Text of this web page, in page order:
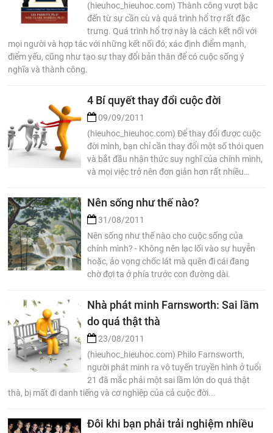
(hieuhoc_hieuhoc.com) Thành công vượt bậc
đến từ sự cần cù và quá trình hổ trợ rất đặc
trưng. Quá trình hổ trợ này là cách kết nối với
mọi người và hợp tác với những kết nối đó; xác định điểm mạnh,
điểm yếu, cũng như tạo sự thay đổi bản thân để có cuộc sống ý
nghĩa và thành công.
4 Bí quyết thay đổi cuộc đời
09/09/2011
(hieuhoc_hieuhoc.com) Để thay đổi được cuộc
đời mình, bạn chỉ cần thay đổi một số thói quen
và bắt đầu nhận thức suy nghĩ của chính mình,
và mọi việc trở nên đơn giản hơn rất nhiều…
Nên sống như thế nào?
31/08/2011
Nên sống như thế nào cho cuộc sống của
chính mình? - Không nên lạc lối vào sự huyễn
hoặc, ảo vọng chốc lát mà quên đi cái đang
chờ đợi ta ở phía trước con đường dài.
Nhà phát minh Farnsworth: Sai lầm
do quá thật thà
23/08/2011
(hieuhoc_hieuhoc.com) Philo Farnsworth,
người phát minh ra vô tuyến truyền hình ở tuổi
21 đã mắc phải một sai lầm lớn do quá thật
thà, bị mất đi danh tiếng và cơ nghiệp của cả cuộc đời...
Đôi khi bạn phải trải nghiệm nhiều